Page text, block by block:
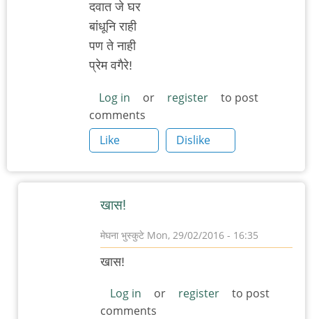
दवात जे घर
बांधूनि राही
पण ते नाही
प्रेम वगैरे!
Log in or register
to post
comments
Like
Dislike
खास!
मेघना भुस्कुटे Mon, 29/02/2016 - 16:35
In
...मगर
खास!
Log in or register
to post
comments